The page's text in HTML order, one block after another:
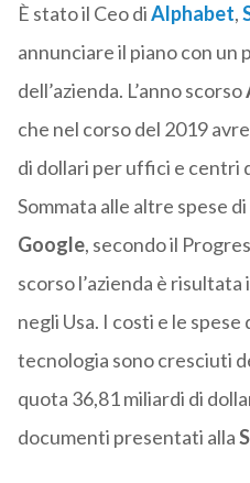
È stato il Ceo diAlphabet,
annunciare il piano con un
dell’azienda. L’anno scorso
che nel corso del 2019
di dollari per uffici e centri
Sommata alle altre spese
Google, secondo il
scorso l’azienda è
negli Usa. I costi e le
tecnologia sono cresciuti
quota 36,81 miliardi di
documenti presentati alla